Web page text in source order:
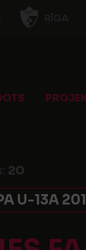
RĪGA
20
U-13A